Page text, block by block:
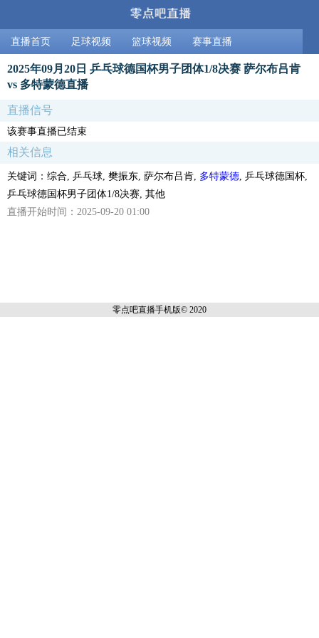
直播首页 足球视频 篮球视频 赛事直播
2025年09月20日 乒乓球德国杯男子团体1/8决赛 萨尔布吕肯
vs 多特蒙德直播
直播信号
该赛事直播已结束
相关信息
关键词：综合, 乒乓球, 樊振东, 萨尔布吕肯, 多特蒙德 , 乒乓球德国杯,
乒乓球德国杯男子团体1/8决赛, 其他
直播开始时间：2025-09-20 01:00
零点吧直播手机版© 2020